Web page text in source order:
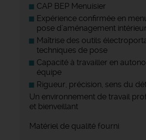
CAP BEP Menuisier
Expérience confirmée en
pose d’aménagement intérieur
Maîtrise des outils
techniques de pose
Capacité à travailler en
équipe
Rigueur, précision, sens du
Un environnement de travail
et bienveillant
Matériel de qualité fourni